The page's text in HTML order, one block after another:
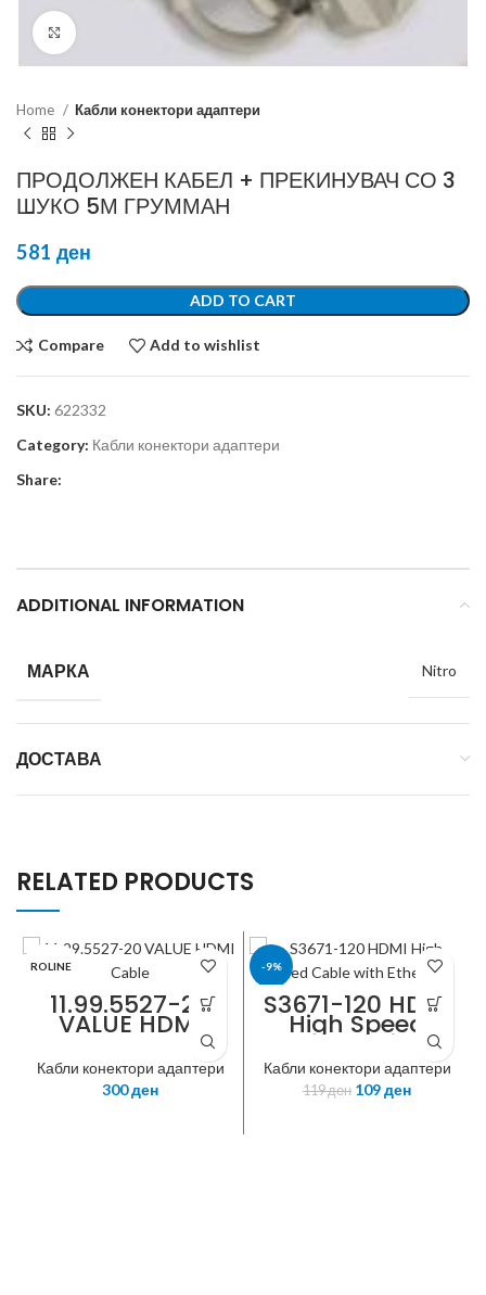
Click to enlarge
Home Кабли конектори адаптери
ПРОДОЛЖЕН КАБЕЛ + ПРЕКИНУВАЧ СО 3
ШУКО 5М ГРУММАН
581 ден
ADD TO CART
Compare Add to wishlist
SKU: 622332
Category: Кабли конектори адаптери
Share:
ADDITIONAL INFORMATION
МАРКА Nitro
ДОСТАВА
RELATED PRODUCTS
ROLINE
11.99.5527-20
VALUE HDMI
Cable, HDMI H-
HDMI M, 2m
Кабли конектори адаптери
300ден
-9%
ROLINE
S3671-120 HDMI
High Speed
Cable with
Ethernet, M/M,
black, 1m
Кабли конектори адаптери
119ден 109ден